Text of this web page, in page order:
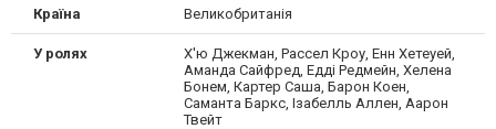
Країна Великобританія
У ролях
Х'ю Джекман, Рассел Кроу, Енн Хетеуей,
Аманда Сайфред, Едді Редмейн, Хелена
Бонем, Картер Саша, Барон Коен,
Саманта Баркс, Ізабелль Аллен, Аарон
Твейт